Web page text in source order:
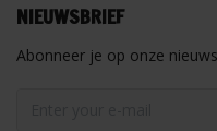
NIEUWSBRIEF
Abonneer je op onze